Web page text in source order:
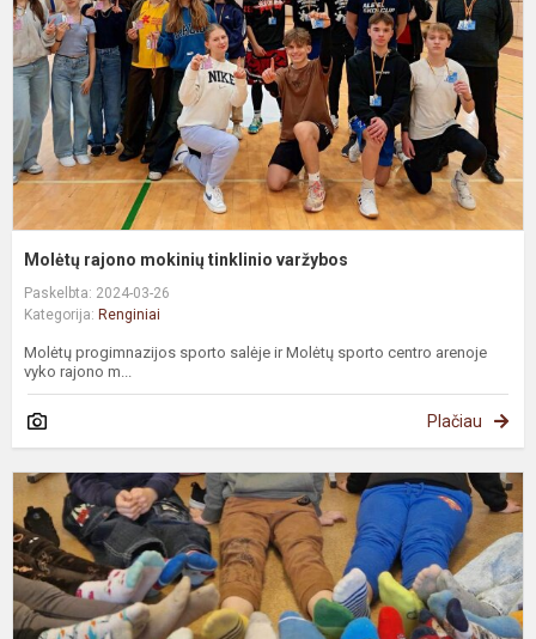
Molėtų rajono mokinių tinklinio varžybos
Paskelbta: 2024-03-26
Kategorija: Renginiai
Molėtų progimnazijos sporto salėje ir Molėtų sporto centro arenoje
vyko rajono m...
Plačiau